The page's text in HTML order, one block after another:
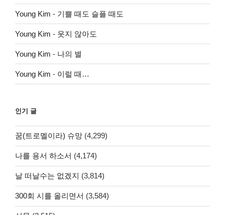
Young Kim - 기쁠 때도 슬플 때도
Young Kim - 웃지 않아도
Young Kim - 나의 별
Young Kim - 이럴 때…
인기 글
꿈(트로멜이라) 슈망 (4,299)
나를 용서 하소서 (4,174)
날 떠날수는 없겠지 (3,814)
300회 시를 올리면서 (3,584)